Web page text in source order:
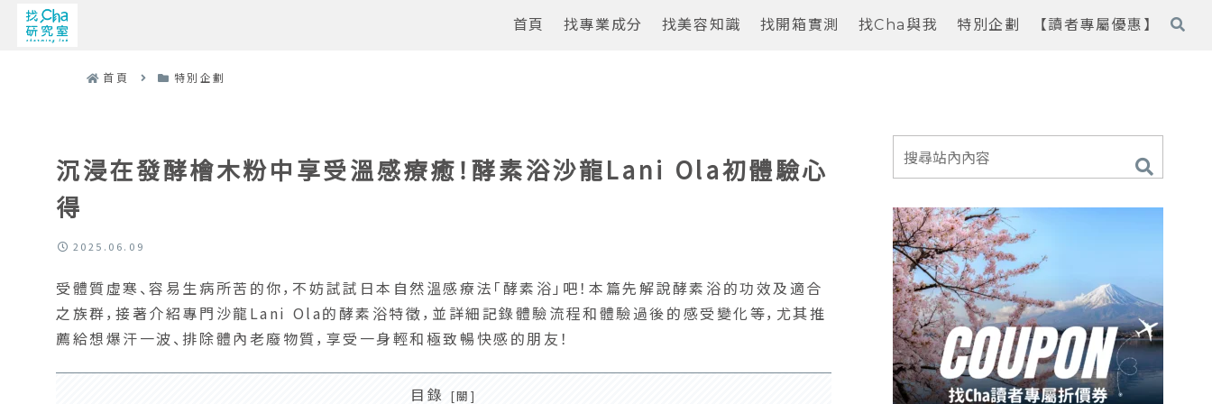
首頁 找專業成分 找美容知識 找開箱實測 找Cha與我 特別企劃 【讀者專屬優惠】
首頁 特別企劃
沉浸在發酵檜木粉中享受溫感療癒！酵素浴沙龍Lani Ola初體驗心
得
2025.06.09
受體質虛寒、容易生病所苦的你，不妨試試日本自然溫感療法「酵素浴」吧！本篇先解說酵素浴的功效及適合
之族群，接著介紹專門沙龍Lani Ola的酵素浴特徵，並詳細記錄體驗流程和體驗過後的感受變化等，尤其推
薦給想爆汗一波、排除體內老廢物質，享受一身輕和極致暢快感的朋友！
目錄